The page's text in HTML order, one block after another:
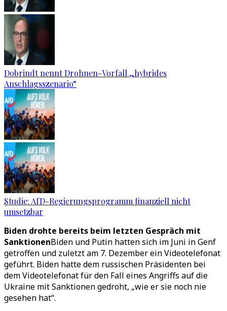
Dobrindt nennt Drohnen-Vorfall „hybrides
Anschlagsszenario“
Studie: AfD-Regierungsprogramm finanziell nicht
umsetzbar
Biden drohte bereits beim letzten Gespräch mit
SanktionenBiden und Putin hatten sich im Juni in Genf
getroffen und zuletzt am 7. Dezember ein Videotelefonat
geführt. Biden hatte dem russischen Präsidenten bei
dem Videotelefonat für den Fall eines Angriffs auf die
Ukraine mit Sanktionen gedroht, „wie er sie noch nie
gesehen hat“.